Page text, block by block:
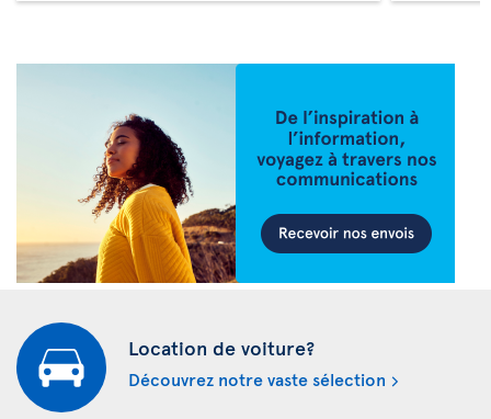
Location de voiture?
Découvrez notre vaste sélection